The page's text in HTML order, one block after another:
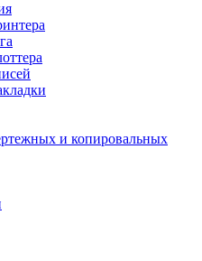
и копировальных